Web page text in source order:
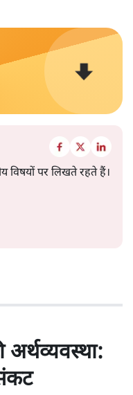
विषयों पर लिखते रहते हैं।